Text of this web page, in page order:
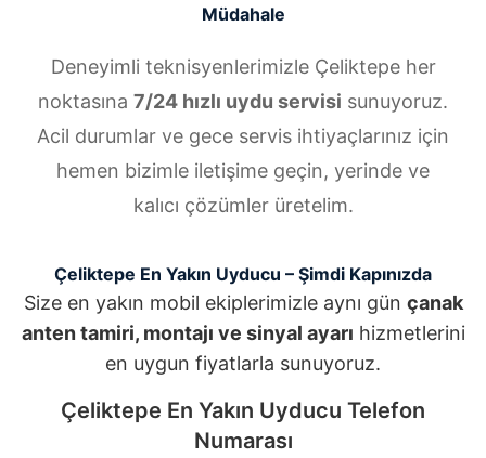
Müdahale
Deneyimli teknisyenlerimizle Çeliktepe her
noktasına 7/24 hızlı uydu servisi sunuyoruz.
Acil durumlar ve gece servis ihtiyaçlarınız için
hemen bizimle iletişime geçin, yerinde ve
kalıcı çözümler üretelim.
Çeliktepe En Yakın Uyducu – Şimdi Kapınızda
Size en yakın mobil ekiplerimizle aynı gün çanak
anten tamiri, montajı ve sinyal ayarı hizmetlerini
en uygun fiyatlarla sunuyoruz.
Çeliktepe En Yakın Uyducu Telefon
Numarası